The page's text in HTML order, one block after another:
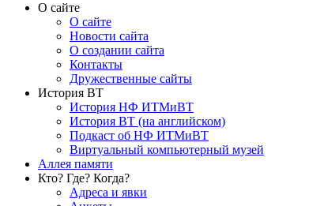
О сайте
О сайте
Новости сайта
О создании сайта
Контакты
Дружественные сайты
История ВТ
История НФ ИТМиВТ
История ВТ (на английском)
Подкаст об НФ ИТМиВТ
Виртуальный компьютерный музей
Аллея памяти
Кто? Где? Когда?
Адреса и явки